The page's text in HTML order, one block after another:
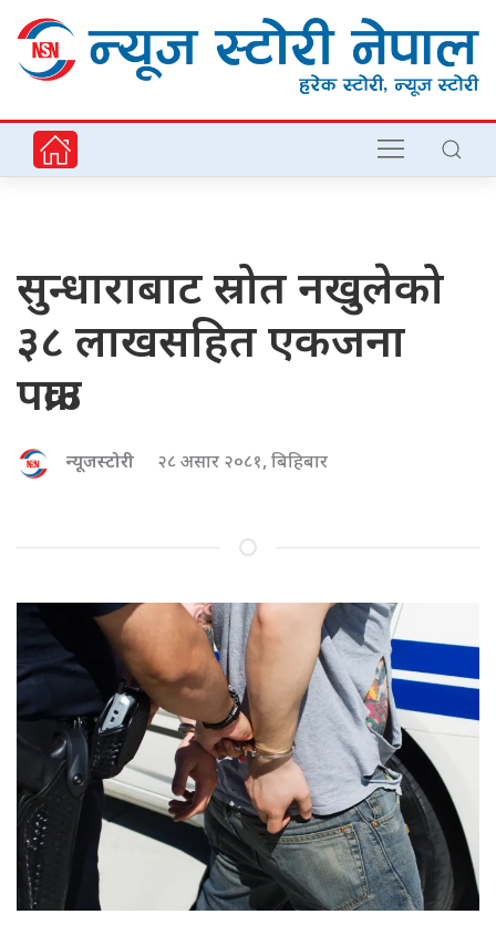
सुन्धाराबाट स्रोत नखुलेको
३८ लाखसहित एकजना
पक्राउ
न्यूजस्टोरी २८ असार २०८१, बिहिबार